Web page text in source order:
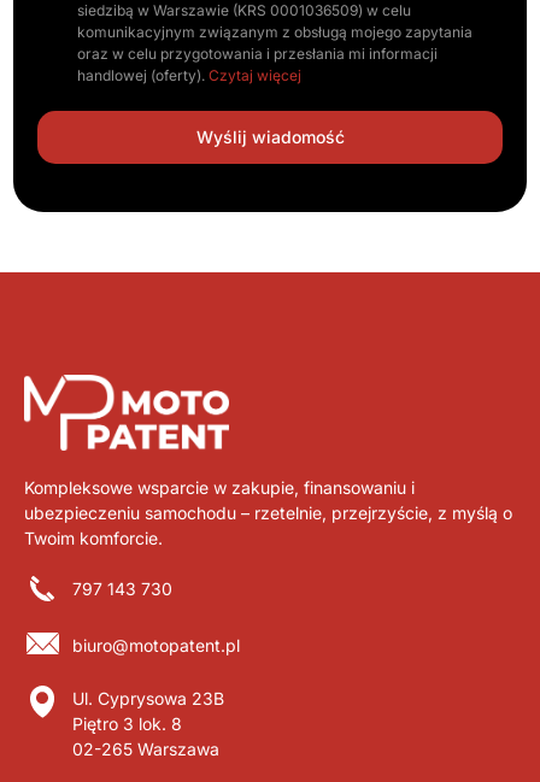
siedzibą w Warszawie (KRS 0001036509) w celu
komunikacyjnym związanym z obsługą mojego zapytania
oraz w celu przygotowania i przesłania mi informacji
handlowej (oferty).Czytaj więcej
Kompleksowe wsparcie w zakupie, finansowaniu i
ubezpieczeniu samochodu – rzetelnie, przejrzyście, z myślą o
Twoim komforcie.
797 143 730
biuro@motopatent.pl
Ul. Cyprysowa 23B
Piętro 3 lok. 8
02-265 Warszawa